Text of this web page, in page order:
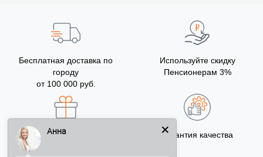
Бесплатная доставка по
городу
от 100 000 руб.
Используйте скидку
Пенсионерам 3%
Бонусы за покупку
5% на Ваш счет
Гарантия качества
Анна